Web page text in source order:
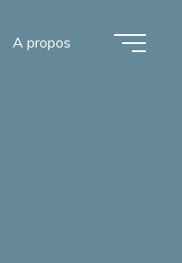
A propos